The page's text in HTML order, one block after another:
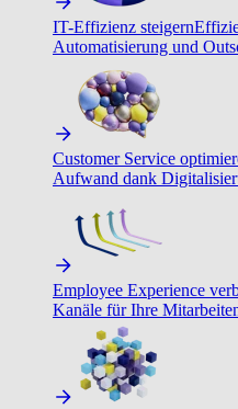
IT-Effizienz steigern
Automatisierung und
Customer Service
Aufwand dank
Employee Experience
Kanäle für Ihre